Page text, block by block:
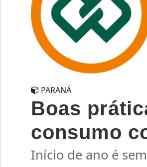
PARANÁ
Boas
consumo
Início de ano é